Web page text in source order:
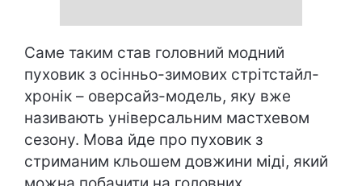
Саме таким став головний модний
пуховик з осінньо-зимових стрітстайл-
хронік – оверсайз-модель, яку вже
називають універсальним мастхевом
сезону. Мова йде про пуховик з
стриманим кльошем довжини міді, який